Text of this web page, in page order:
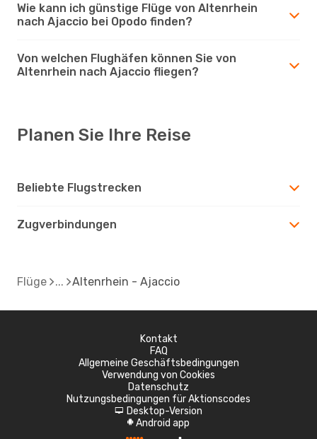
Wie kann ich günstige Flüge von Altenrhein
nach Ajaccio bei Opodo finden?
Von welchen Flughäfen können Sie von
Altenrhein nach Ajaccio fliegen?
Planen Sie Ihre Reise
Beliebte Flugstrecken
Zugverbindungen
Flüge Altenrhein - Ajaccio
Kontakt
FAQ
Allgemeine Geschäftsbedingungen
Verwendung von Cookies
Datenschutz
Nutzungsbedingungen für Aktionscodes
d Desktop-Version
A Android app